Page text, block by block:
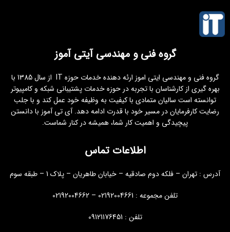
گروه فنی و مهندسی آیتی آموز
گروه فنی و مهندسی ایتی اموز ارئه دهنده خدمات حوزه IT از سال 1385 با
بهره گیری از کارشناسان با تجربه در حوزه خدمات پشتیبانی شبکه و کامپیوتر
توانسته است سالیان متمادی با کیفیت به وظیفه خود عمل کند و با جلب
رضایت کارفرمایان در مسیر خود با قدرت ادامه دهد. آی تی آموز با دانستن
پیچیدگی و اهمیت کار شما، همیشه در کنار شماست.
اطلاعات تماس
آدرس : تهران – فلکه دوم صادقیه – خیابان طاهریان – پلاک 1 – طبقه سوم
تلفن مجموعه : 02192004661 – 02192004662
تلفن : 09121176451